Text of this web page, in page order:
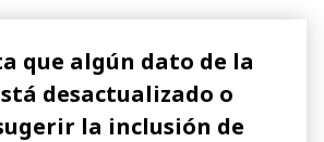
que algún dato de la
desactualizado o
la inclusión de